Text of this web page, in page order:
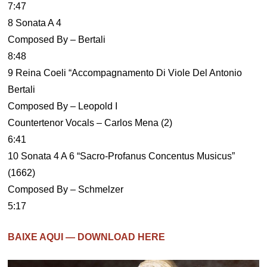
7:47
8 Sonata A 4
Composed By – Bertali
8:48
9 Reina Coeli “Accompagnamento Di Viole Del Antonio
Bertali
Composed By – Leopold I
Countertenor Vocals – Carlos Mena (2)
6:41
10 Sonata 4 A 6 “Sacro-Profanus Concentus Musicus”
(1662)
Composed By – Schmelzer
5:17
BAIXE AQUI — DOWNLOAD HERE